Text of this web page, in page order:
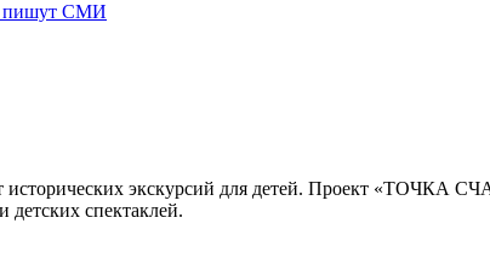
пишут СМИ
экскурсий для детей. Проект «ТОЧКА
детских спектаклей.